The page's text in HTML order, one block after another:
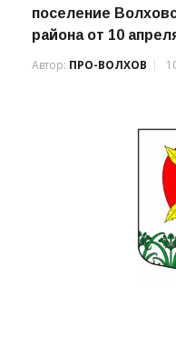
поселение
района от 10
Автор: ПРО-ВОЛХОВ